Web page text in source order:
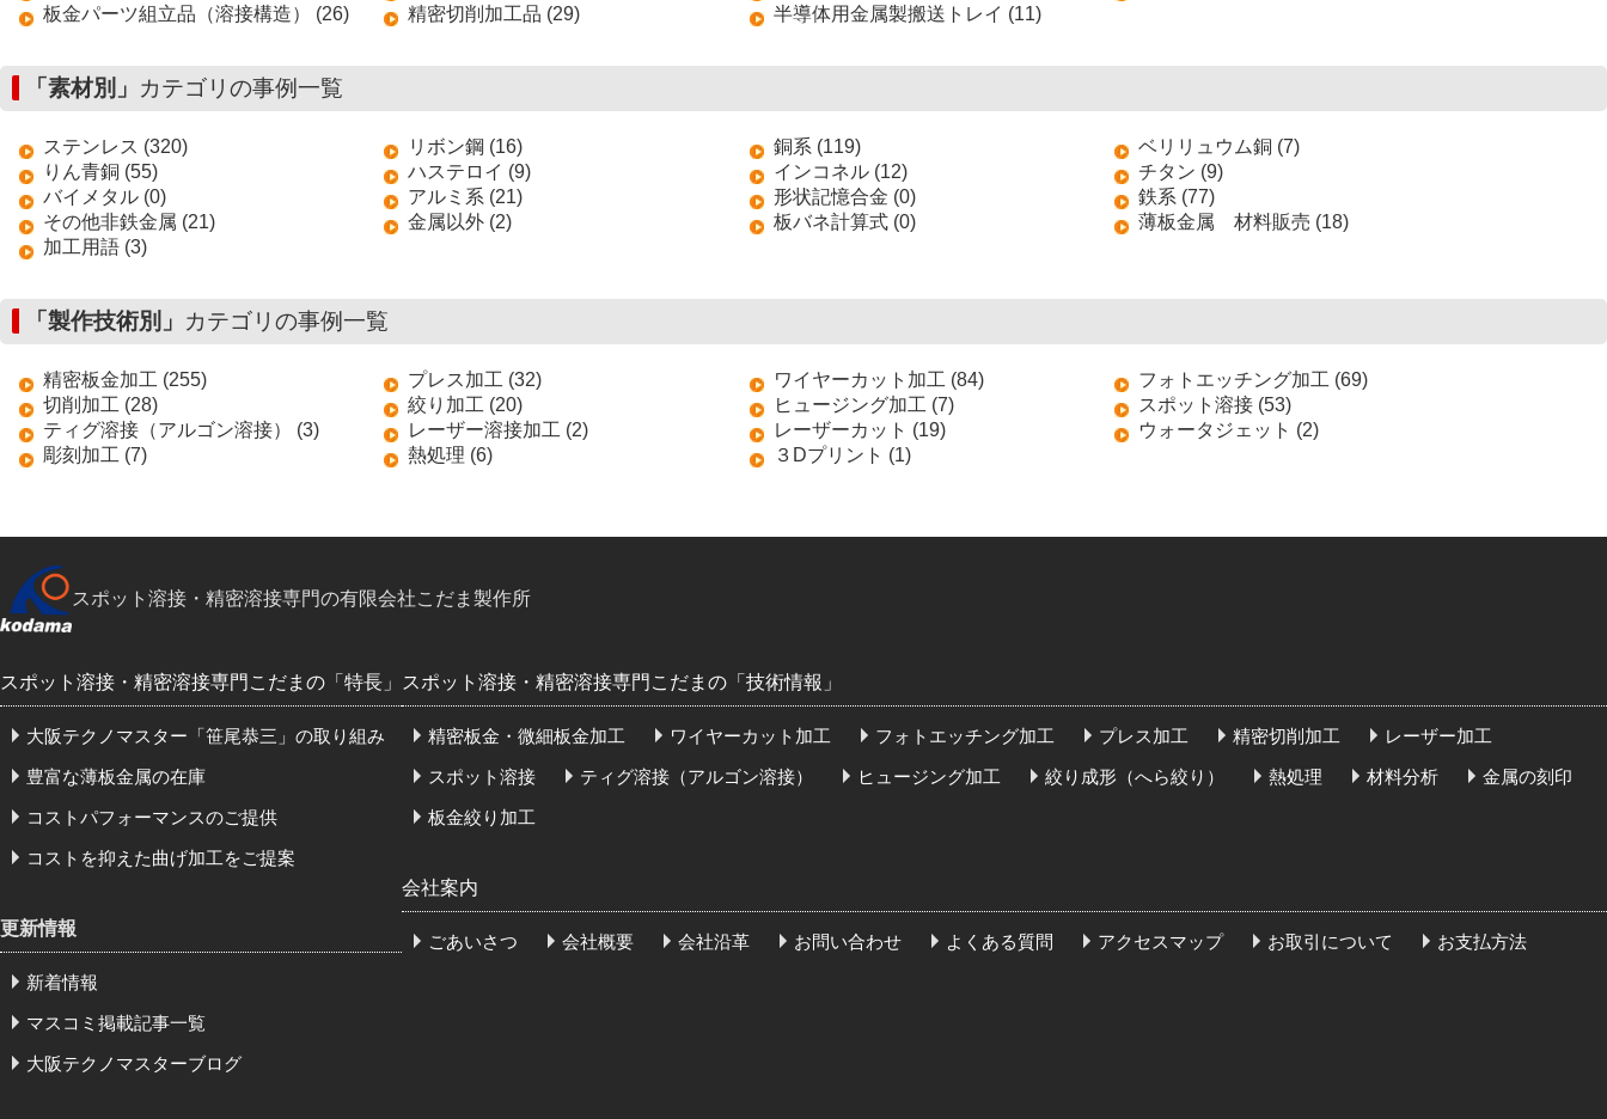
板金パーツ組立品（溶接構造） (26)
精密切削加工品 (29) 半導体用金属製搬送トレイ (11)
「素材別」 カテゴリの事例一覧
ステンレス (320) リボン鋼 (16) 銅系 (119)
ベリリュウム銅 (7)
りん青銅 (55)
ハステロイ (9) インコネル (12)
チタン (9)
バイメタル (0)
アルミ系 (21) 形状記憶合金 (0)
鉄系 (77)
その他非鉄金属 (21)
金属以外 (2) 板バネ計算式 (0)
薄板金属 材料販売 (18)
加工用語 (3)
「製作技術別」 カテゴリの事例一覧
精密板金加工 (255) プレス加工 (32) ワイヤーカット加工 (84)
フォトエッチング加工 (69)
切削加工 (28)
絞り加工 (20) ヒュージング加工 (7)
スポット溶接 (53)
ティグ溶接（アルゴン溶接） (3)
レーザー溶接加工 (2) レーザーカット (19)
ウォータジェット (2)
彫刻加工 (7)
熱処理 (6) ３Dプリント (1)
スポット溶接・精密溶接専門の有限会社こだま製作所
スポット溶接・精密溶接専門こだまの「特長」
大阪テクノマスター「笹尾恭三」の取り組み
豊富な薄板金属の在庫
コストパフォーマンスのご提供
コストを抑えた曲げ加工をご提案
更新情報
新着情報
マスコミ掲載記事一覧
大阪テクノマスターブログ
スポット溶接・精密溶接専門こだまの「技術情報」
精密板金・微細板金加工 ワイヤーカット加工 フォトエッチング加工 プレス加工 精密切削加工
レーザー加工
スポット溶接
ティグ溶接（アルゴン溶接） ヒュージング加工 絞り成形（へら絞り） 熱処理 材料分析
金属の刻印
板金絞り加工
会社案内
ごあいさつ 会社概要 会社沿革 お問い合わせ よくある質問 アクセスマップ お取引について お支払方法